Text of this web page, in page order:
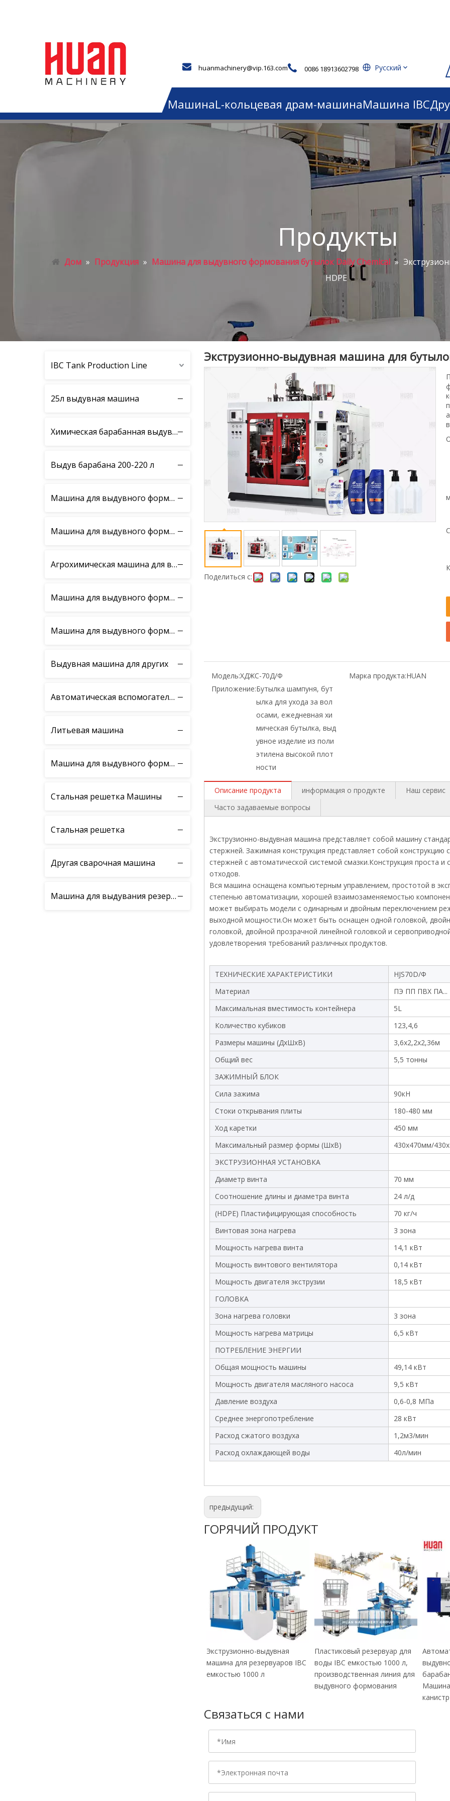
huanmachinery@vip.163.com 0086 18913602798 Pусский
Джерри Ман МашинаL-кольцевая драм-машинаМашина IBC
Продукты
Дом » Продукция » Машина для выдувного формования бутылок Daily Chemical »
HDPE
IBC Tank Production Line
25л выдувная машина
Химическая барабанная выдувная машина
Выдув барабана 200-220 л
Машина для выдувного формования бутылок моторного масла
Машина для выдувного формования бутылок Daily Chemical
Агрохимическая машина для выдувного формования бутылок
Машина для выдувного формования бутылок пищевой промышленности
Машина для выдувного формования детских игрушек
Выдувная машина для других
Автоматическая вспомогательная машина
Литьевая машина
Машина для выдувного формования ПЭТ-бутылок
Стальная решетка Машины
Стальная решетка
Другая сварочная машина
Машина для выдувания резервуаров IBC
Экструзионно-выдувная машина для
Поделиться с:
Модель:ХДЖС-70Д/Ф Марка продукта:HUAN
Приложение:Бутылка шампуня, бут
ылка для ухода за вол
осами, ежедневная хи
мическая бутылка, выд
увное изделие из поли
этилена высокой плот
ности
Описание продукта информация о продукте Наш сервис
Часто задаваемые вопросы
Экструзионно-выдувная машина представляет собой машину
стержней. Зажимная конструкция представляет собой
стержней с автоматической системой смазки.Конструкция проста
отходов.
Вся машина оснащена компьютерным управлением, простотой в
степенью автоматизации, хорошей взаимозаменяемостью
может выбирать модели с одинарным и двойным переключением
выходной мощности.Он может быть оснащен одной головкой,
головкой, двойной прозрачной линейной головкой и
удовлетворения требований различных продуктов.
ТЕХНИЧЕСКИЕ ХАРАКТЕРИСТИКИ
HJS70D/Ф
Материал
ПЭ ПП ПВХ ПА...
Максимальная вместимость контейнера
5L
Количество кубиков
123,4,6
Размеры машины (ДxШxВ)
3,6х2,2х2,36м
Общий вес
5,5 тонны
ЗАЖИМНЫЙ БЛОК
Сила зажима
90кН
Стоки открывания плиты
180-480 мм
Ход каретки
450 мм
Максимальный размер формы (ШхВ)
430х470мм/
ЭКСТРУЗИОННАЯ УСТАНОВКА
Диаметр винта
70 мм
Соотношение длины и диаметра винта
24 л/д
(HDPE) Пластифицирующая способность
70 кг/ч
Винтовая зона нагрева
3 зона
Мощность нагрева винта
14,1 кВт
Мощность винтового вентилятора
0,14 кВт
Мощность двигателя экструзии
18,5 кВт
ГОЛОВКА
Зона нагрева головки
3 зона
Мощность нагрева матрицы
6,5 кВт
ПОТРЕБЛЕНИЕ ЭНЕРГИИ
Общая мощность машины
49,14 кВт
Мощность двигателя масляного насоса
9,5 кВт
Давление воздуха
0,6-0,8 МПа
Среднее энергопотребление
28 кВт
Расход сжатого воздуха
1,2м3/мин
Расход охлаждающей воды
40л/мин
предыдущий:
ГОРЯЧИЙ ПРОДУКТ
Экструзионно-выдувная
машина для резервуаров IBC
емкостью 1000 л
Пластиковый резервуар для
воды IBC емкостью 1000 л,
производственная линия для
выдувного формования
Машина
Связаться с нами